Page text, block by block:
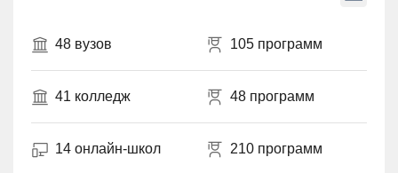
48 вузов 105 программ
41 колледж 48 программ
14 онлайн-школ 210 программ